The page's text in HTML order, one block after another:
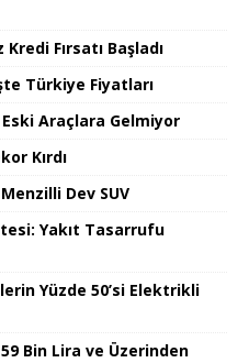
Fırsatı Başladı
Türkiye Fiyatları
Araçlara Gelmiyor
Kırdı
Dev SUV
Yakıt Tasarrufu
Yüzde 50’si Elektrikli
Bin Lira ve Üzerinden